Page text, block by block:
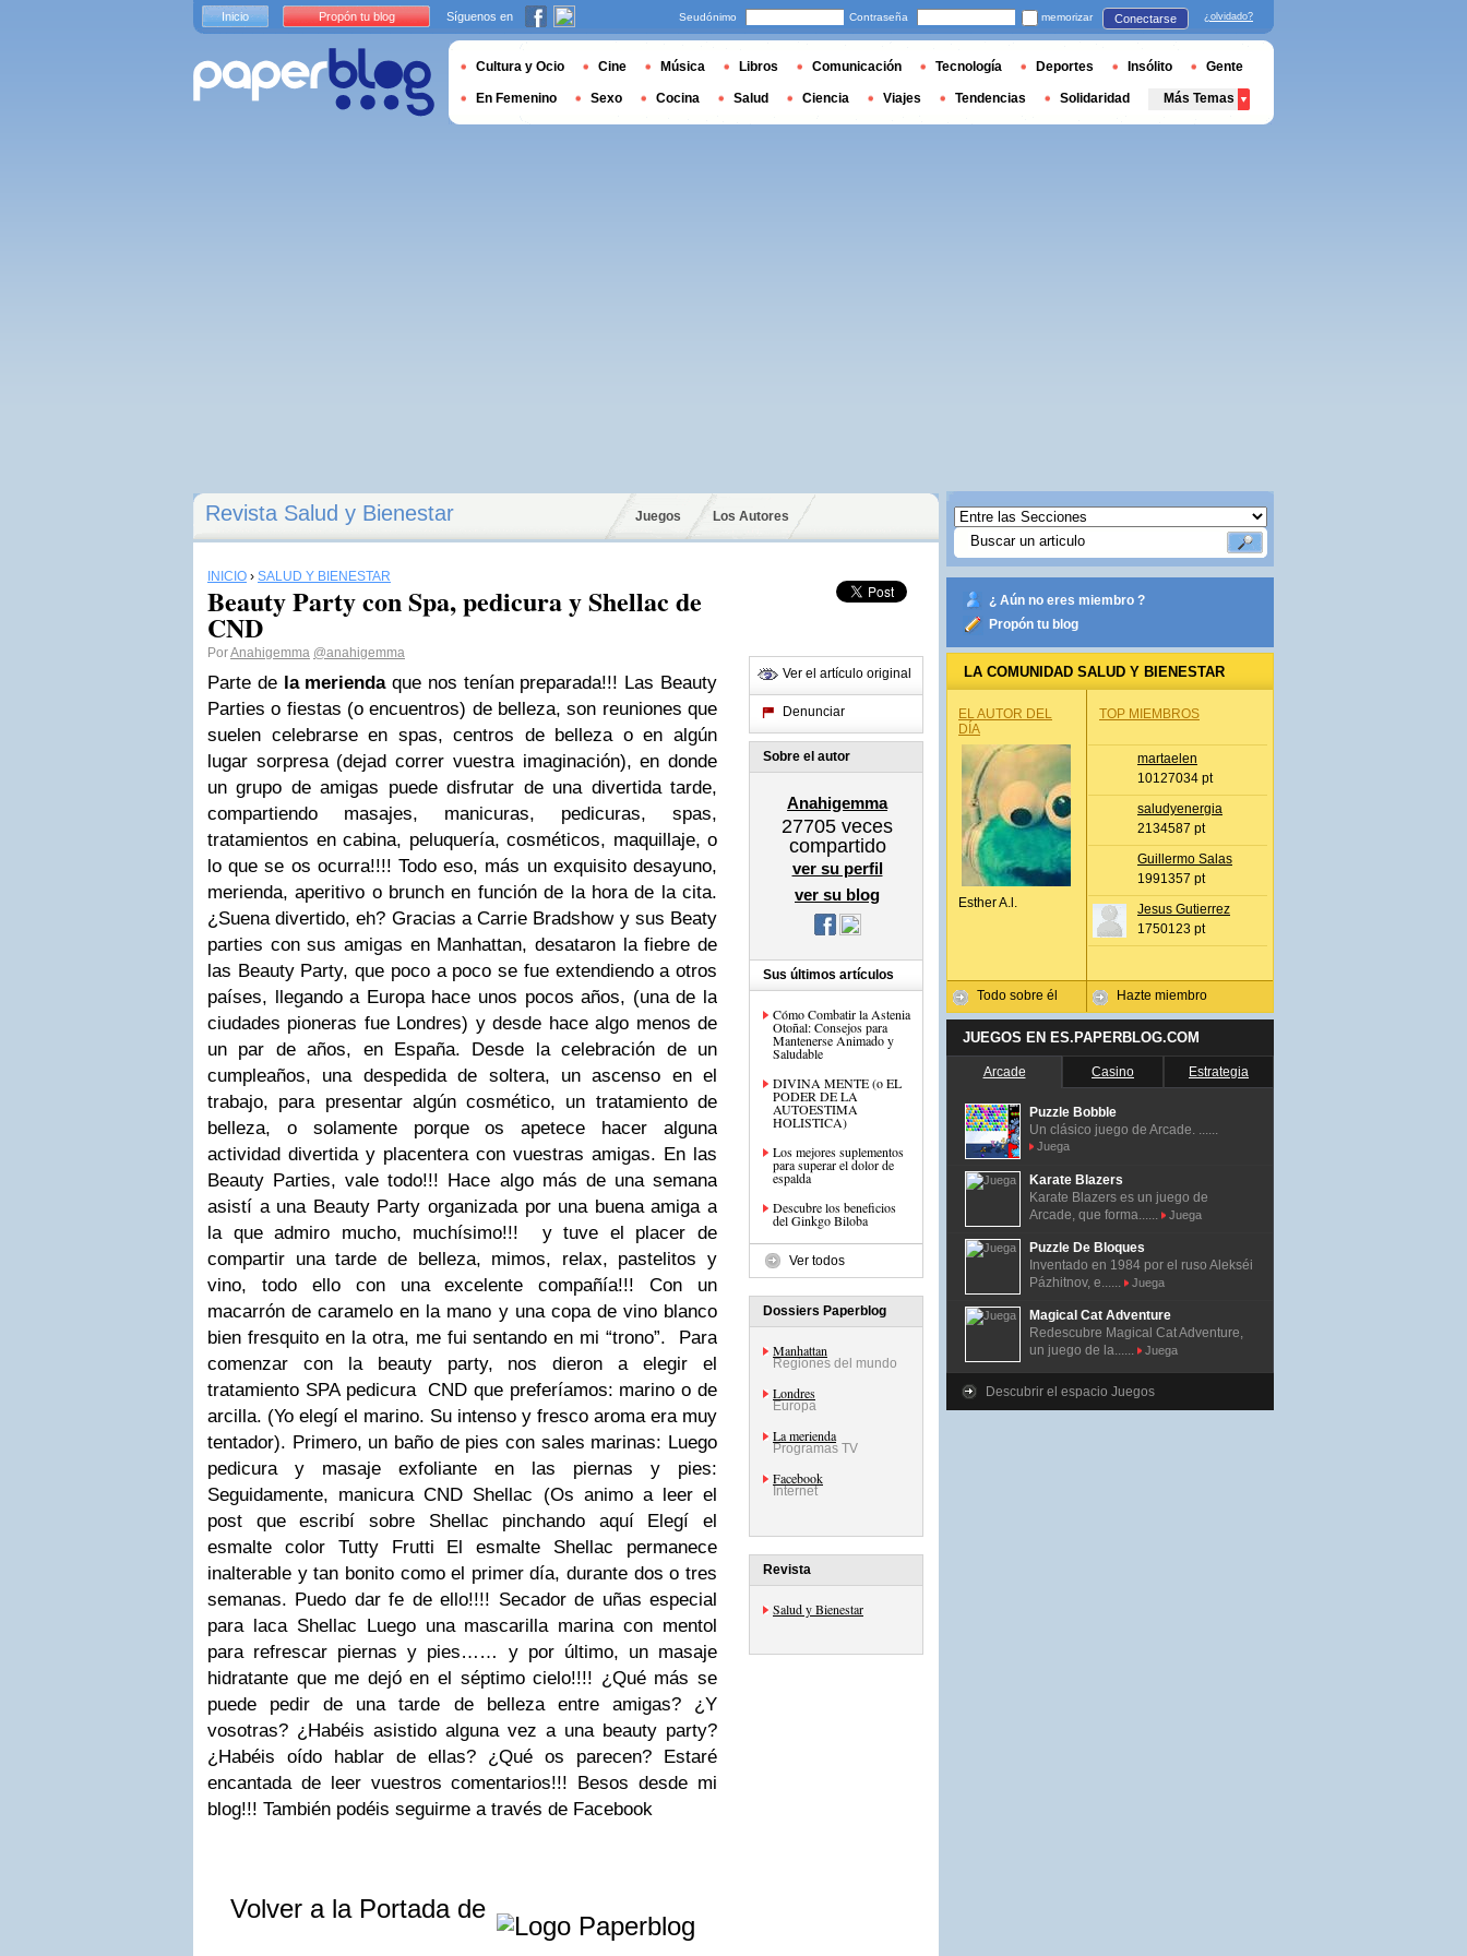
Revista Salud y Bienestar Juegos Los Autores
INICIO › SALUD Y BIENESTAR
Beauty Party con Spa, pedicura y Shellac de
CND
PorAnahigemma @anahigemma
Parte de la meriendaque nos tenían preparada!!! Las Beauty
Parties o fiestas (o encuentros) de belleza, son reuniones que
suelen celebrarse en spas, centros de belleza o en algún
lugar sorpresa (dejad correr vuestra imaginación), en donde
un grupo de amigas puede disfrutar de una divertida tarde,
compartiendo masajes, manicuras, pedicuras, spas,
tratamientos en cabina, peluquería, cosméticos, maquillaje, o
lo que se os ocurra!!!! Todo eso, más un exquisito desayuno,
merienda, aperitivo o brunch en función de la hora de la cita.
¿Suena divertido, eh? Gracias a Carrie Bradshow y sus Beaty
parties con sus amigas en Manhattan, desataron la fiebre de
las Beauty Party, que poco a poco se fue extendiendo a otros
países, llegando a Europa hace unos pocos años, (una de la
ciudades pioneras fue Londres) y desde hace algo menos de
un par de años, en España. Desde la celebración de un
cumpleaños, una despedida de soltera, un ascenso en el
trabajo, para presentar algún cosmético, un tratamiento de
belleza, o solamente porque os apetece hacer alguna
actividad divertida y placentera con vuestras amigas. En las
Beauty Parties, vale todo!!! Hace algo más de una semana
asistí a una Beauty Party organizada por una buena amiga a
la que admiro mucho, muchísimo!!! y tuve el placer de
compartir una tarde de belleza, mimos, relax, pastelitos y
vino, todo ello con una excelente compañía!!! Con un
macarrón de caramelo en la mano y una copa de vino blanco
bien fresquito en la otra, me fui sentando en mi “trono”. Para
comenzar con la beauty party, nos dieron a elegir el
tratamiento SPA pedicura CND que preferíamos: marino o de
arcilla. (Yo elegí el marino. Su intenso y fresco aroma era muy
tentador). Primero, un baño de pies con sales marinas: Luego
pedicura y masaje exfoliante en las piernas y pies:
Seguidamente, manicura CND Shellac (Os animo a leer el
post que escribí sobre Shellac pinchando aquí Elegí el
esmalte color Tutty Frutti El esmalte Shellac permanece
inalterable y tan bonito como el primer día, durante dos o tres
semanas. Puedo dar fe de ello!!!! Secador de uñas especial
para laca Shellac Luego una mascarilla marina con mentol
para refrescar piernas y pies…… y por último, un masaje
hidratante que me dejó en el séptimo cielo!!!! ¿Qué más se
puede pedir de una tarde de belleza entre amigas? ¿Y
vosotras? ¿Habéis asistido alguna vez a una beauty party?
¿Habéis oído hablar de ellas? ¿Qué os parecen? Estaré
encantada de leer vuestros comentarios!!! Besos desde mi
blog!!! También podéis seguirme a través de Facebook
Volver a la Portada de
Ver el artículo original
Denunciar
Sobre el autor
Anahigemma
27705 veces
compartido
ver su perfil
ver su blog
Sus últimos artículos
Cómo Combatir la Astenia
Otoñal: Consejos para
Mantenerse Animado y
Saludable
DIVINA MENTE (o EL
PODER DE LA
AUTOESTIMA
HOLISTICA)
Los mejores suplementos
para superar el dolor de
espalda
Descubre los beneficios
del Ginkgo Biloba
Ver todos
Dossiers Paperblog
Manhattan
Regiones del mundo
Londres
Europa
La merienda
Programas TV
Facebook
Internet
Revista
Salud y Bienestar
¿ Aún no eres miembro ?
Propón tu blog
LA COMUNIDAD SALUD Y BIENESTAR
EL AUTOR DEL
DÍA
Esther A.l.
Todo sobre él
TOP MIEMBROS
martaelen
10127034 pt
saludyenergia
2134587 pt
Guillermo Salas
1991357 pt
Jesus Gutierrez
1750123 pt
Hazte miembro
JUEGOS EN ES.PAPERBLOG.COM
Arcade Casino Estrategia
Puzzle Bobble
Un clásico juego de Arcade. ......
Juega
Karate Blazers
Karate Blazers es un juego de
Arcade, que forma......
Juega
Puzzle De Bloques
Inventado en 1984 por el ruso Alekséi
Pázhitnov, e......
Juega
Magical Cat Adventure
Redescubre Magical Cat Adventure,
un juego de la......
Juega
Descubrir el espacio Juegos
Inicio Propón tu blog Síguenos en Seudónimo Contraseña memorizar Conectarse ¿olvidado?
Cultura y Ocio Cine Música Libros Comunicación Tecnología Deportes Insólito Gente
En Femenino Sexo Cocina Salud Ciencia Viajes Tendencias Solidaridad Más Temas